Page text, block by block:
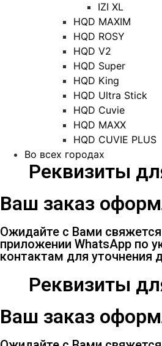
IZI XL
HQD MAXIM
HQD ROSY
HQD V2
HQD Super
HQD King
HQD Ultra Stick
HQD Cuvie
HQD MAXX
HQD CUVIE PLUS
Во всех городах
Реквизиты
Ваш заказ
Ожидайте с Вами
приложении WhatsApp по
контактам для уточнения
Реквизиты
Ваш заказ